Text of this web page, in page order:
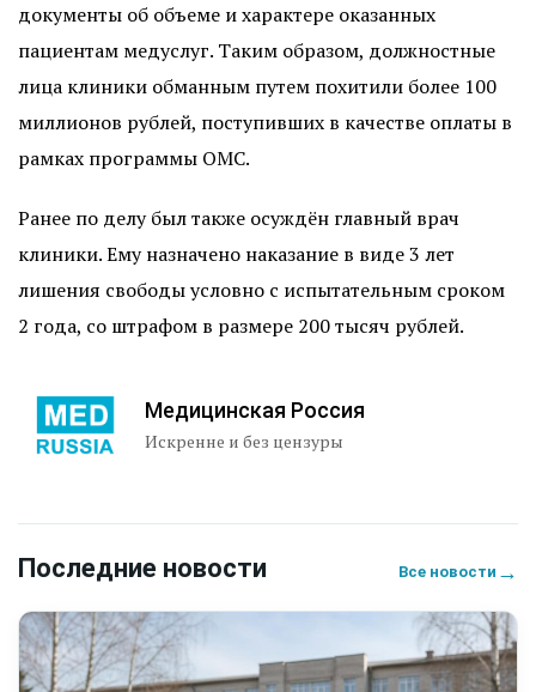
документы об объеме и характере оказанных
пациентам медуслуг. Таким образом, должностные
лица клиники обманным путем похитили более 100
миллионов рублей, поступивших в качестве оплаты в
рамках программы ОМС.
Ранее по делу был также осуждён главный врач
клиники. Ему назначено наказание в виде 3 лет
лишения свободы условно с испытательным сроком
2 года, со штрафом в размере 200 тысяч рублей.
Медицинская Россия
Искренне и без цензуры
Последние новости Все новости →